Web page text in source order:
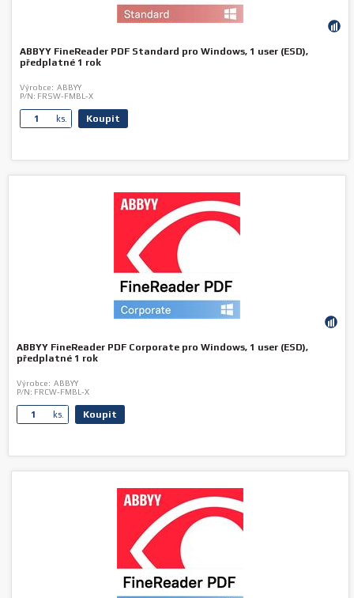
ABBYY FineReader PDF Standard pro Windows, 1 user (ESD),
předplatné 1 rok
Výrobce: ABBYY
P/N: FRSW-FMBL-X
ks. Koupit
ABBYY FineReader PDF Corporate pro Windows, 1 user (ESD),
předplatné 1 rok
Výrobce: ABBYY
P/N: FRCW-FMBL-X
ks. Koupit